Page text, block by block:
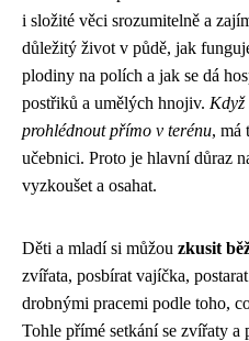
i složité věci srozumitelně a
důležitý život v půdě, jak
plodiny na polích a jak se dá
postřiků a umělých hnojiv. Když
prohlédnout přímo v terénu, má
učebnici. Proto je hlavní důraz
vyzkoušet a osahat.
Děti a mladí si můžou zkusit
zvířata, posbírat vajíčka,
drobnými pracemi podle toho,
Tohle přímé setkání se zvířaty a